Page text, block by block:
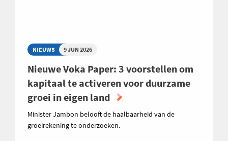
NIEUWS 9 JUN 2026
Nieuwe Voka Paper: 3 voorstellen om
kapitaal te activeren voor duurzame
groei in eigen land
Minister Jambon belooft de haalbaarheid van de
groeirekening te onderzoeken.